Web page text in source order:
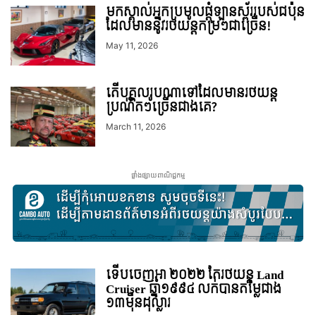
មកស្គាល់អ្នកប្រមូលផ្តុំឡានស្ព័ររបស់ជប៉ុន
ដែលមាននូវរថយន្តកម្រៗជាច្រើន!
May 11, 2026
តើបុគ្គលរូបណាទៅដែលមានរថយន្ត
ប្រណិតៗច្រើនជាងគេ?
March 11, 2026
ផ្ទាំងផ្សាយពាណិជ្ជកម្ម
ទើបចេញអា ២០២២ តែរថយន្ត Land
Cruiser ឆ្នាំ១៩៩៤ លក់បានតម្លៃជាង
១៣ម៉ឺនដុល្លារ